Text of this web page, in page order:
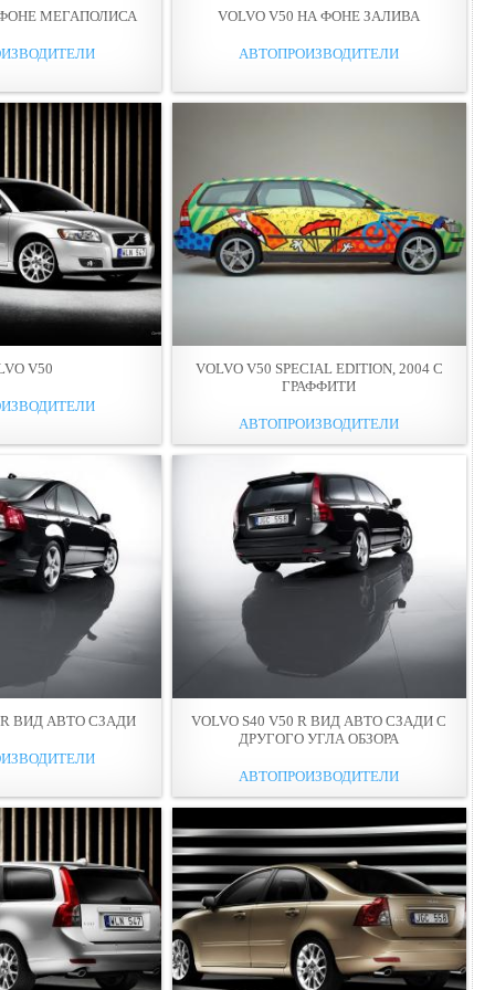
ФОНЕ МЕГАПОЛИСА VOLVO V50 НА ФОНЕ ЗАЛИВА
АВТОПРОИЗВОДИТЕЛИ
V50
VOLVO V50 SPECIAL EDITION, 2004 С
ГРАФФИТИ
АВТОПРОИЗВОДИТЕЛИ
R ВИД АВТО СЗАДИ
VOLVO S40 V50 R ВИД АВТО СЗАДИ С
ДРУГОГО УГЛА ОБЗОРА
АВТОПРОИЗВОДИТЕЛИ